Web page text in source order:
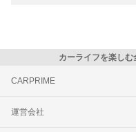
カーライフを楽し
CARPRIME
運営会社